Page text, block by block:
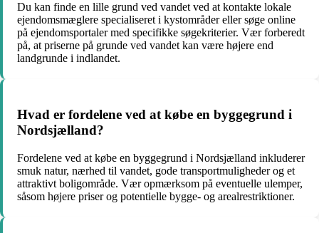
Du kan finde en lille grund ved vandet ved at kontakte lokale
ejendomsmæglere specialiseret i kystområder eller søge online
på ejendomsportaler med specifikke søgekriterier. Vær forberedt
på, at priserne på grunde ved vandet kan være højere end
landgrunde i indlandet.
Hvad er fordelene ved at købe en byggegrund i
Nordsjælland?
Fordelene ved at købe en byggegrund i Nordsjælland inkluderer
smuk natur, nærhed til vandet, gode transportmuligheder og et
attraktivt boligområde. Vær opmærksom på eventuelle ulemper,
såsom højere priser og potentielle bygge- og arealrestriktioner.